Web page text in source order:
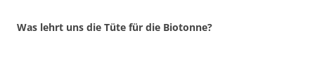
Was lehrt uns die Tüte für die Biotonne?